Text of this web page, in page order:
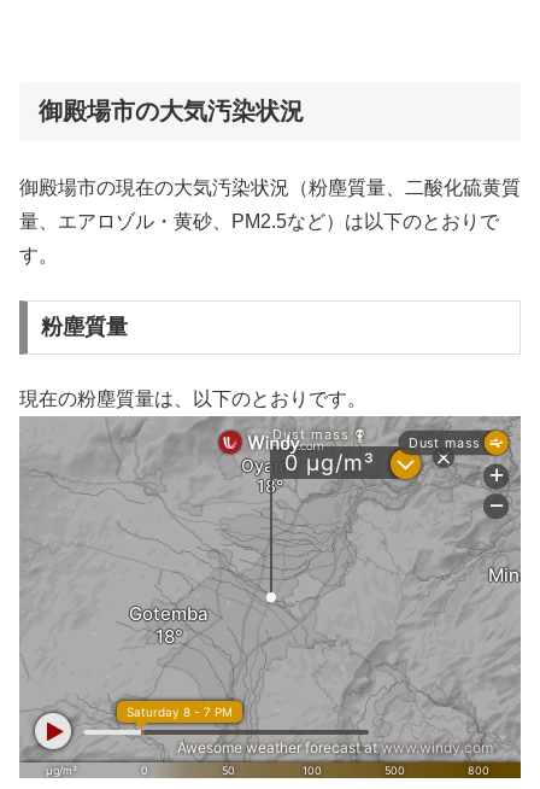
御殿場市の大気汚染状況
御殿場市の現在の大気汚染状況（粉塵質量、二酸化硫黄質
量、エアロゾル・黄砂、PM2.5など）は以下のとおりで
す。
粉塵質量
現在の粉塵質量は、以下のとおりです。